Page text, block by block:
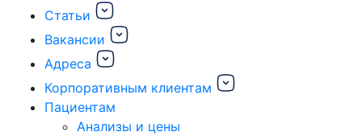
Статьи
Вакансии
Адреса
Корпоративным клиентам
Пациентам
Анализы и цены